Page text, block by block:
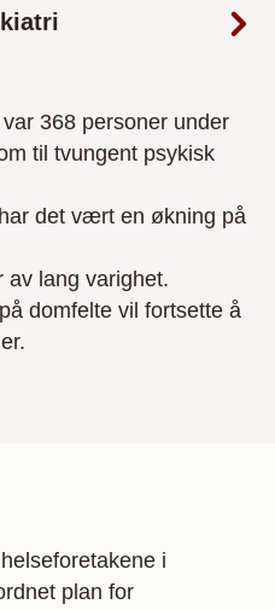
368 personer under
til tvungent psykisk
det vært en økning på
av lang varighet.
domfelte vil fortsette å
i
plan for